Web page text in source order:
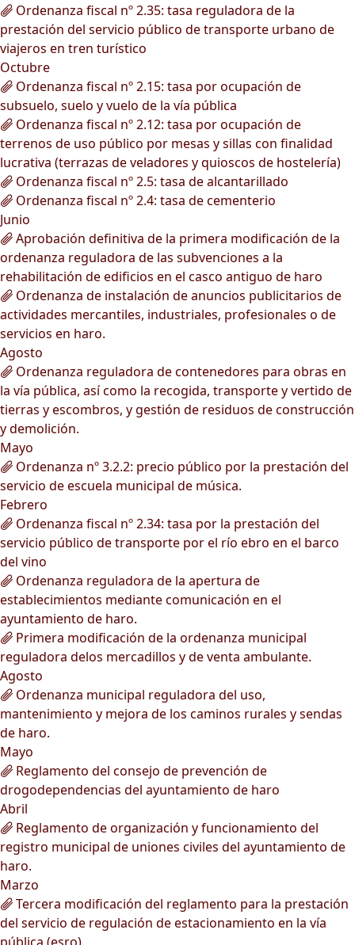
Ordenanza fiscal nº 2.35: tasa reguladora de la
prestación del servicio público de transporte urbano de
viajeros en tren turístico
Octubre
Ordenanza fiscal nº 2.15: tasa por ocupación de
subsuelo, suelo y vuelo de la vía pública
Ordenanza fiscal nº 2.12: tasa por ocupación de
terrenos de uso público por mesas y sillas con finalidad
lucrativa (terrazas de veladores y quioscos de hostelería)
Ordenanza fiscal nº 2.5: tasa de alcantarillado
Ordenanza fiscal nº 2.4: tasa de cementerio
Junio
Aprobación definitiva de la primera modificación de la
ordenanza reguladora de las subvenciones a la
rehabilitación de edificios en el casco antiguo de haro
Ordenanza de instalación de anuncios publicitarios de
actividades mercantiles, industriales, profesionales o de
servicios en haro.
Agosto
Ordenanza reguladora de contenedores para obras en
la vía pública, así como la recogida, transporte y vertido de
tierras y escombros, y gestión de residuos de construcción
y demolición.
Mayo
Ordenanza nº 3.2.2: precio público por la prestación del
servicio de escuela municipal de música.
Febrero
Ordenanza fiscal nº 2.34: tasa por la prestación del
servicio público de transporte por el río ebro en el barco
del vino
Ordenanza reguladora de la apertura de
establecimientos mediante comunicación en el
ayuntamiento de haro.
Primera modificación de la ordenanza municipal
reguladora delos mercadillos y de venta ambulante.
Agosto
Ordenanza municipal reguladora del uso,
mantenimiento y mejora de los caminos rurales y sendas
de haro.
Mayo
Reglamento del consejo de prevención de
drogodependencias del ayuntamiento de haro
Abril
Reglamento de organización y funcionamiento del
registro municipal de uniones civiles del ayuntamiento de
haro.
Marzo
Tercera modificación del reglamento para la prestación
del servicio de regulación de estacionamiento en la vía